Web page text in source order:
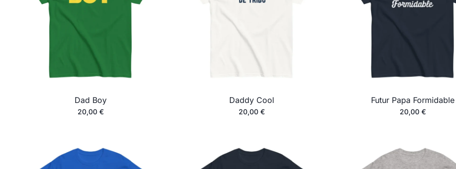
Dad Boy
20,00 €
Daddy Cool
20,00 €
Futur Papa Formidable
20,00 €